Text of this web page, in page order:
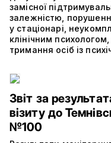
замісної
залежністю,
у стаціонарі,
клінічним
тримання осіб із
Звіт за
візиту до
№100